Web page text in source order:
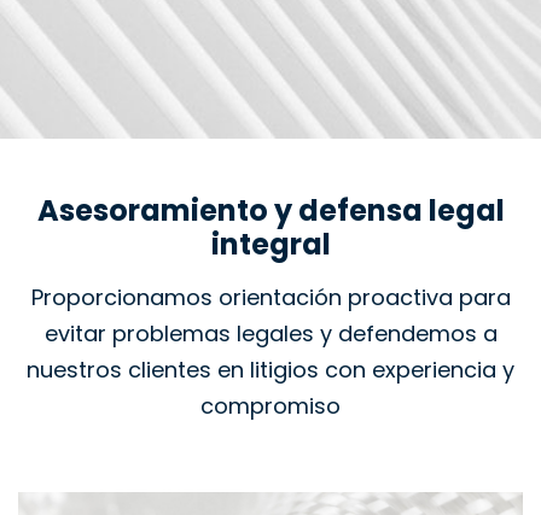
Asesoramiento y defensa legal
integral
Proporcionamos orientación proactiva para
evitar problemas legales y defendemos a
nuestros clientes en litigios con experiencia y
compromiso